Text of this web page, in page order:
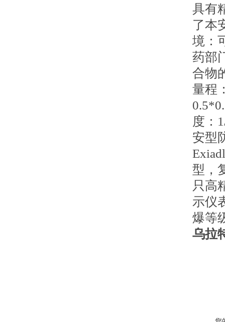
具有
了本
境：
药部
合物
量程
度：
安型
型，
只高
示仪
爆等
乌拉